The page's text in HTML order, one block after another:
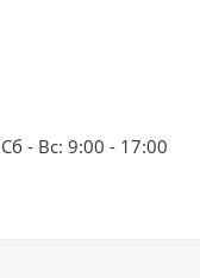
- Вс: 9:00 - 17:00